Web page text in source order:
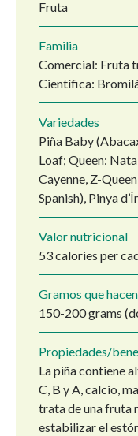
Fruta
Familia
Comercial: Fruta
Científica:
Variedades
Piña Baby
Loaf; Queen:
Cayenne, Z-
Spanish), Pinya
Valor nutricional
53 calories per
Gramos que
150-200 grams
Propiedades/
La piña contiene
C, B y A, calcio,
trata de una fruta
estabilizar el